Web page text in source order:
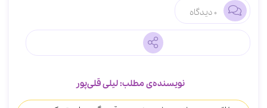
0 دیدگاه
نویسنده‌ی مطلب: لیلی قلی‌پور